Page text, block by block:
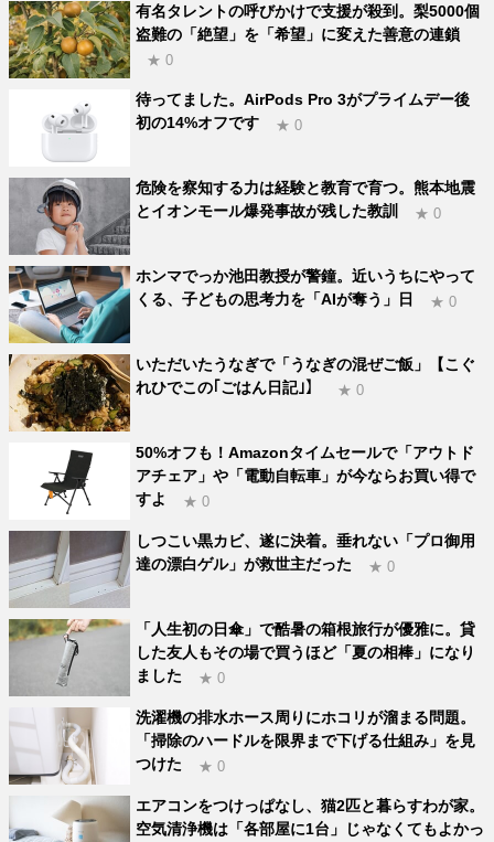
有名タレントの呼びかけで支援が殺到。梨5000個
盗難の「絶望」を「希望」に変えた善意の連鎖
★ 0
待ってました。AirPods Pro 3がプライムデー後
初の14%オフです
★ 0
危険を察知する力は経験と教育で育つ。熊本地震
とイオンモール爆発事故が残した教訓
★ 0
ホンマでっか池田教授が警鐘。近いうちにやって
くる、子どもの思考力を「AIが奪う」日
★ 0
いただいたうなぎで「うなぎの混ぜご飯」【こぐ
れひでこの｢ごはん日記｣】
★ 0
50%オフも！Amazonタイムセールで「アウトド
アチェア」や「電動自転車」が今ならお買い得で
すよ
★ 0
しつこい黒カビ、遂に決着。垂れない「プロ御用
達の漂白ゲル」が救世主だった
★ 0
「人生初の日傘」で酷暑の箱根旅行が優雅に。貸
した友人もその場で買うほど「夏の相棒」になり
ました
★ 0
洗濯機の排水ホース周りにホコリが溜まる問題。
「掃除のハードルを限界まで下げる仕組み」を見
つけた
★ 0
エアコンをつけっぱなし、猫2匹と暮らすわが家。
空気清浄機は「各部屋に1台」じゃなくてもよかっ